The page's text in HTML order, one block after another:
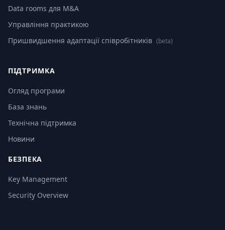
Data rooms для M&A
Управління практикою
Пришвидшення адаптації співробітників (beta)
ПІДТРИМКА
Огляд програми
База знань
Технічна підтримка
Новини
БЕЗПЕКА
Key Management
Security Overview